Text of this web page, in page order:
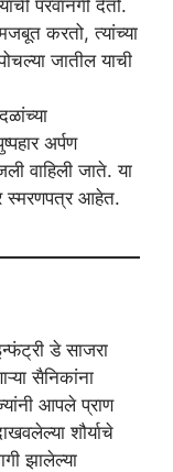
परवानगी देतो.
करतो, त्यांच्या
जातील याची
अर्पण
वाहिली जाते. या
स्मरणपत्र आहेत.
डे साजरा
सैनिकांना
आपले प्राण
शौर्याचे
झालेल्या